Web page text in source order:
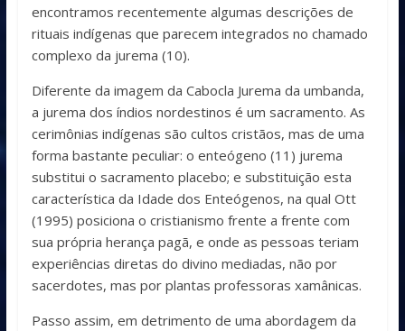
encontramos recentemente algumas descrições de
rituais indígenas que parecem integrados no chamado
complexo da jurema (10).
Diferente da imagem da Cabocla Jurema da umbanda,
a jurema dos índios nordestinos é um sacramento. As
cerimônias indígenas são cultos cristãos, mas de uma
forma bastante peculiar: o enteógeno (11) jurema
substitui o sacramento placebo; e substituição esta
característica da Idade dos Enteógenos, na qual Ott
(1995) posiciona o cristianismo frente a frente com
sua própria herança pagã, e onde as pessoas teriam
experiências diretas do divino mediadas, não por
sacerdotes, mas por plantas professoras xamânicas.
Passo assim, em detrimento de uma abordagem da